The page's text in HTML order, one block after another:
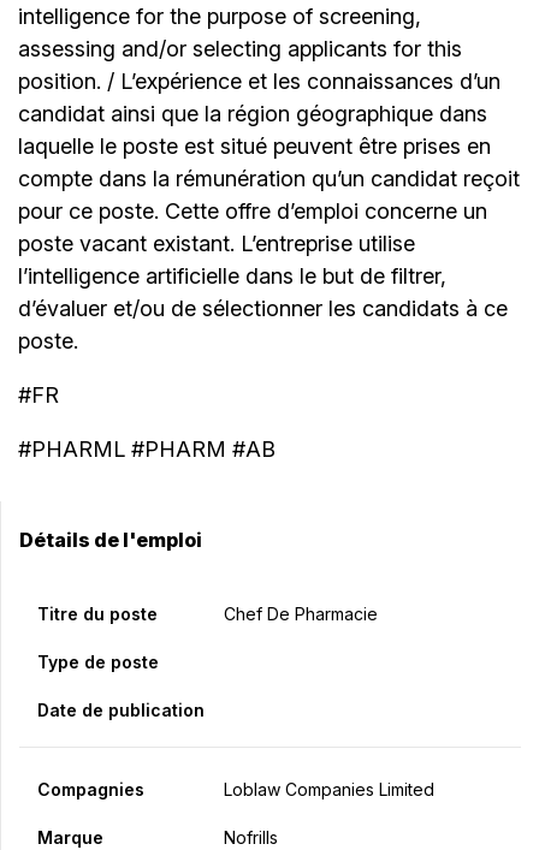
intelligence for the purpose of screening,
assessing and/or selecting applicants for this
position. / L’expérience et les connaissances d’un
candidat ainsi que la région géographique dans
laquelle le poste est situé peuvent être prises en
compte dans la rémunération qu’un candidat reçoit
pour ce poste. Cette offre d’emploi concerne un
poste vacant existant. L’entreprise utilise
l’intelligence artificielle dans le but de filtrer,
d’évaluer et/ou de sélectionner les candidats à ce
poste.
#FR
#PHARML #PHARM #AB
Détails de l'emploi
Titre du poste Chef De Pharmacie
Type de poste
Date de publication
Compagnies Loblaw Companies Limited
Marque Nofrills